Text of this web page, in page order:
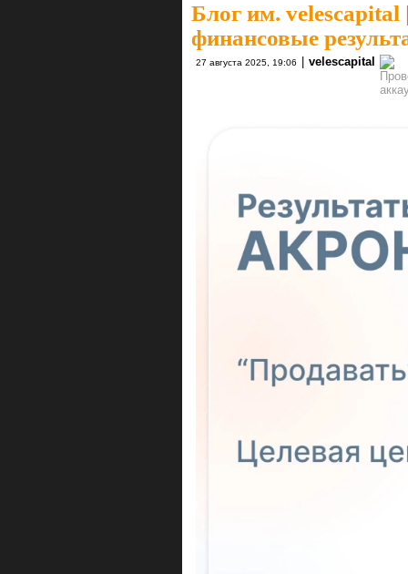
Блог им. velescapital
финансовые
27 августа 2025, 19:06 velescapital